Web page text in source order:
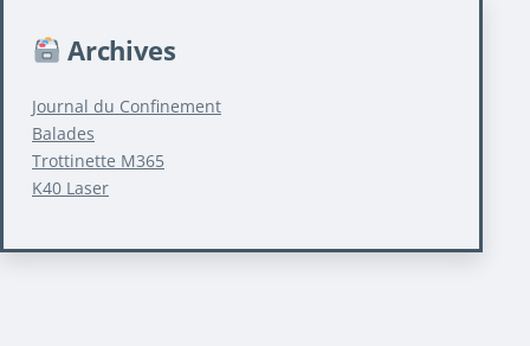
Archives
Journal du Confinement
Balades
Trottinette M365
K40 Laser